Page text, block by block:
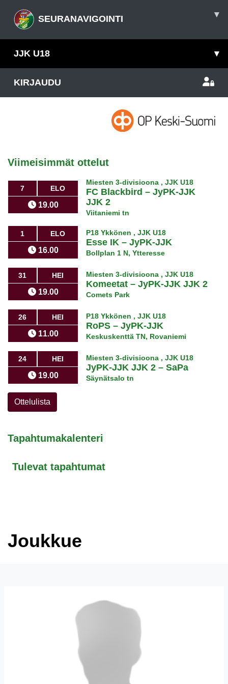
SEURANAVIGOINTI ▾
JJK U18 ▾
KIRJAUDU
Viimeisimmät ottelut
7 ELO
19.00
Miesten 3-divisioona , JJK U18
FC Blackbird –JyPK-JJK
JJK 2
Viitaniemi tn
1 ELO
16.00
P18 Ykkönen , JJK U18
Esse IK –JyPK-JJK
Bollplan 1 N, Ytteresse
31 HEI
19.00
Miesten 3-divisioona , JJK U18
Komeetat –JyPK-JJK JJK 2
Comets Park
26 HEI
11.00
P18 Ykkönen , JJK U18
RoPS –JyPK-JJK
Keskuskenttä TN, Rovaniemi
24 HEI
19.00
Miesten 3-divisioona , JJK U18
JyPK-JJK JJK 2 –SaPa
Säynätsalo tn
Ottelulista
Tapahtumakalenteri
Tulevat tapahtumat
Joukkue